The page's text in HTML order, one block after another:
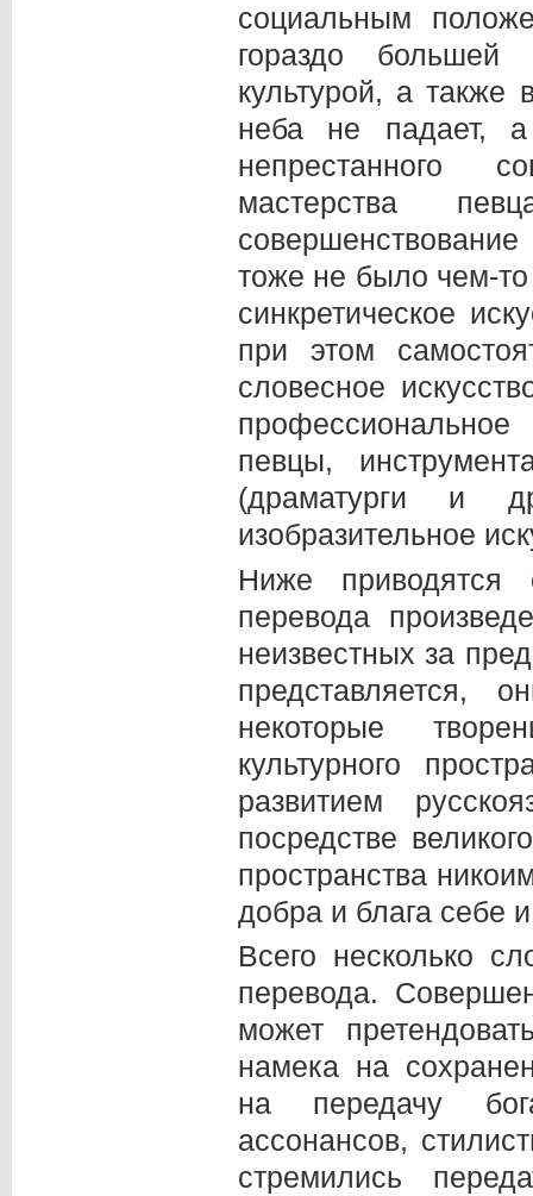
социальным
гораздо
культурой, а также
неба не падает, а
непрестанного
мастерства
тоже не было чем-то
синкретическое
при этом
словесное
певцы,
(драматурги и
изобразительное
Ниже приводятся
перевода
неизвестных за
некоторые
культурного
развитием
посредстве
пространства
добра и блага себе
Всего несколько
перевода.
может
намека на
на передачу
ассонансов,
стремились